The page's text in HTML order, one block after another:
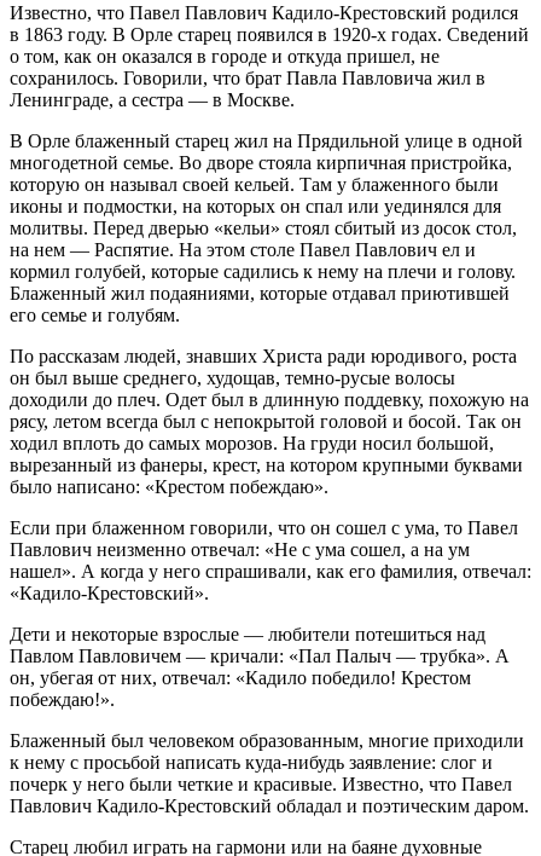
Известно, что Павел Павлович Кадило-Крестовский родился
в 1863 году. В Орле старец появился в 1920-х годах. Сведений
о том, как он оказался в городе и откуда пришел, не
сохранилось. Говорили, что брат Павла Павловича жил в
Ленинграде, а сестра — в Москве.
В Орле блаженный старец жил на Прядильной улице в одной
многодетной семье. Во дворе стояла кирпичная пристройка,
которую он называл своей кельей. Там у блаженного были
иконы и подмостки, на которых он спал или уединялся для
молитвы. Перед дверью «кельи» стоял сбитый из досок стол,
на нем — Распятие. На этом столе Павел Павлович ел и
кормил голубей, которые садились к нему на плечи и голову.
Блаженный жил подаяниями, которые отдавал приютившей
его семье и голубям.
По рассказам людей, знавших Христа ради юродивого, роста
он был выше среднего, худощав, темно-русые волосы
доходили до плеч. Одет был в длинную поддевку, похожую на
рясу, летом всегда был с непокрытой головой и босой. Так он
ходил вплоть до самых морозов. На груди носил большой,
вырезанный из фанеры, крест, на котором крупными буквами
было написано: «Крестом побеждаю».
Если при блаженном говорили, что он сошел с ума, то Павел
Павлович неизменно отвечал: «Не с ума сошел, а на ум
нашел». А когда у него спрашивали, как его фамилия, отвечал:
«Кадило-Крестовский».
Дети и некоторые взрослые — любители потешиться над
Павлом Павловичем — кричали: «Пал Палыч — трубка». А
он, убегая от них, отвечал: «Кадило победило! Крестом
побеждаю!».
Блаженный был человеком образованным, многие приходили
к нему с просьбой написать куда-нибудь заявление: слог и
почерк у него были четкие и красивые. Известно, что Павел
Павлович Кадило-Крестовский обладал и поэтическим даром.
Старец любил играть на гармони или на баяне духовные